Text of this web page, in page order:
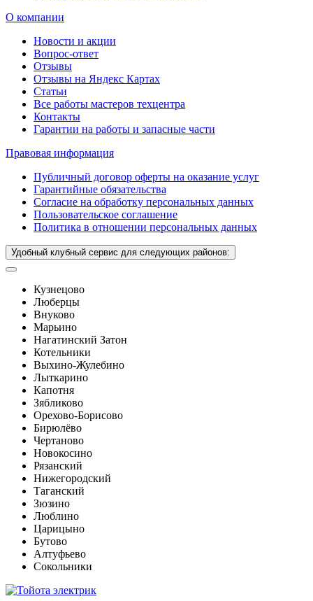
О компании
Новости и акции
Вопрос-ответ
Отзывы
Отзывы на Яндекс Картах
Статьи
Все работы мастеров техцентра
Контакты
Гарантии на работы и запасные части
Правовая информация
Публичный договор оферты на оказание услуг
Гарантийные обязательства
Согласие на обработку персональных данных
Пользовательское соглашение
Политика в отношении персональных данных
Удобный клубный сервис для следующих районов:
Кузнецово
Люберцы
Внуково
Марьино
Нагатинский Затон
Котельники
Выхино-Жулебино
Лыткарино
Капотня
Зябликово
Орехово-Борисово
Бирюлёво
Чертаново
Новокосино
Рязанский
Нижегородский
Таганский
Зюзино
Люблино
Царицыно
Бутово
Алтуфьево
Сокольники